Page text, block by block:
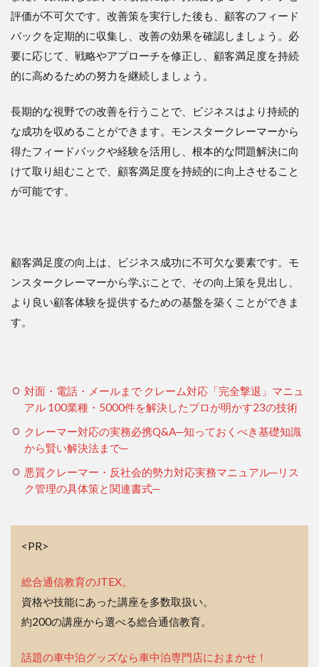
評価が不可欠です。改善策を実行した後も、顧客のフィード
バックを定期的に収集し、改善の効果を確認しましょう。必
要に応じて、戦略やアプローチを修正し、顧客満足度を持続
的に高めるための努力を継続しましょう。
長期的な視野での改善を行うことで、ビジネスはより持続的
な成功を収めることができます。モンスタークレーマーから
得たフィードバックや経験を活用し、根本的な問題解決に向
けて取り組むことで、顧客満足度を持続的に向上させること
が可能です。
顧客満足度の向上は、ビジネス成功に不可欠な要素です。モ
ンスタークレーマーから学ぶことで、その向上策を見出し、
より良い顧客体験を提供するための基盤を築くことができま
す。
対面・電話・メールまで クレーム対応「完全撃退」マニュ
アル 100業種・5000件を解決したプロが明かす23の技術
クレーマー対応の実務必携Q&A─知っておくべき基礎知識
から賢い解決法まで─
悪質クレーマー・反社会的勢力対応実務マニュアル─リス
ク管理の具体策と関連書式─
<PR>
総合通信教育のJTEX。
資格や技能にあった講座を多数取扱い。
約200の講座から選べる総合通信教育。
話題の車中泊グッズなら車中泊専門店におまかせ！